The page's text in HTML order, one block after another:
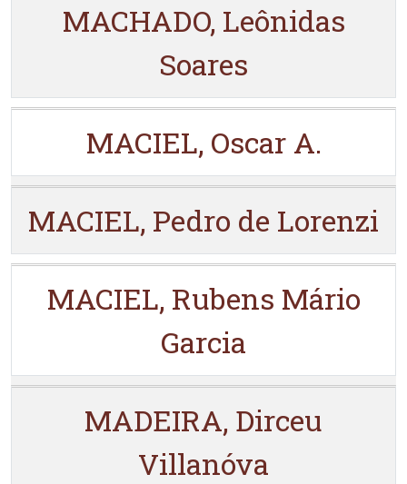
MACHADO, Leônidas
Soares
MACIEL, Oscar A.
MACIEL, Pedro de Lorenzi
MACIEL, Rubens Mário
Garcia
MADEIRA, Dirceu
Villanóva